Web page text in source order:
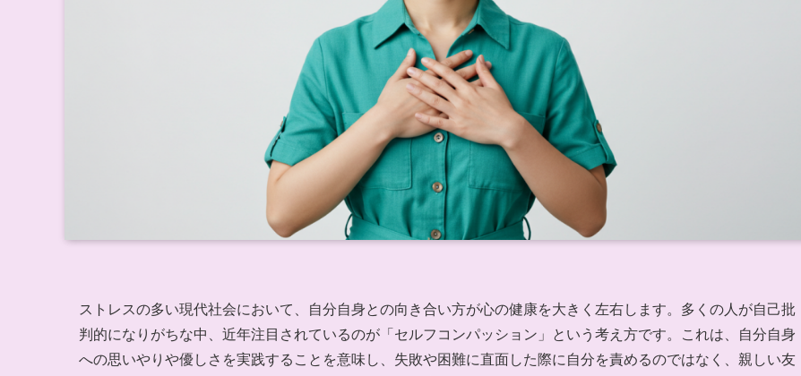
ストレスの多い現代社会において、自分自身との向き合い方が心の健康を大きく左右します。多くの人が自己批
判的になりがちな中、近年注目されているのが「セルフコンパッション」という考え方です。これは、自分自身
への思いやりや優しさを実践することを意味し、失敗や困難に直面した際に自分を責めるのではなく、親しい友